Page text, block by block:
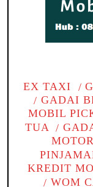
EX TAXI
GADAI
MOBIL
TUA
MOTOR
KREDIT
WOM